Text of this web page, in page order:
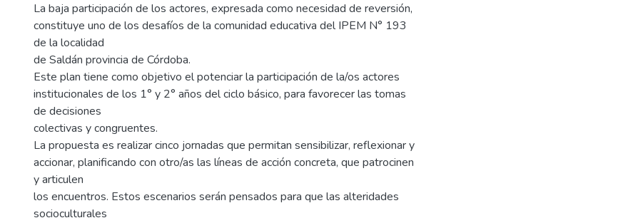
La baja participación de los actores, expresada como necesidad de reversión,
constituye uno de los desafíos de la comunidad educativa del IPEM N° 193
de la localidad
de Saldán provincia de Córdoba.
Este plan tiene como objetivo el potenciar la participación de la/os actores
institucionales de los 1° y 2° años del ciclo básico, para favorecer las tomas
de decisiones
colectivas y congruentes.
La propuesta es realizar cinco jornadas que permitan sensibilizar, reflexionar y
accionar, planificando con otro/as las líneas de acción concreta, que patrocinen
y articulen
los encuentros. Estos escenarios serán pensados para que las alteridades
socioculturales